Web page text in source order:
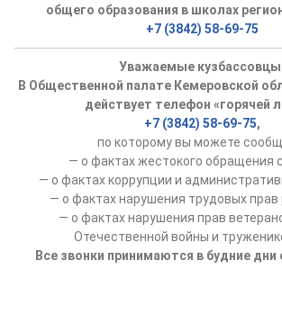
общего образования в школах
+7 (3842) 58-69-75
Уважаемые
В Общественной палате Кемеровской
действует телефон «горячей
+7 (3842) 58-69-75,
по которому вы можете
— о фактах жестокого обращения
— о фактах коррупции и
— о фактах нарушения трудовых прав
— о фактах нарушения прав
Отечественной войны и
Все звонки принимаются в будние дни